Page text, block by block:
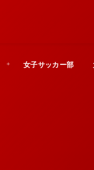
女子サッカー部